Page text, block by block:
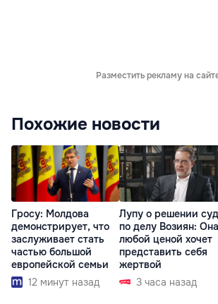
Разместить рекламу на
Похожие новости
Гросу: Молдова
демонстрирует, что
заслуживает стать
частью большой
европейской семьи
12 минут назад
Лупу о решении
по делу Возиян: Она
любой ценой хочет
представить себя
жертвой
3 часа назад